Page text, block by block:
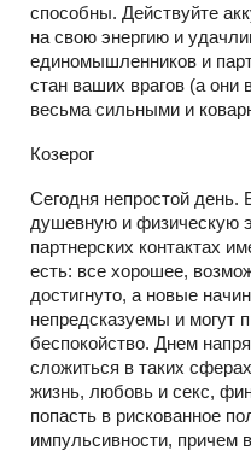
способны. Действуйте
на свою энергию и
единомышленников и
стан ваших врагов (а они
весьма сильными и
Козерог
Сегодня непростой день.
душевную и физическую
партнерских контактах
есть: все хорошее,
достигнуто, а новые
непредсказуемы и могут
беспокойство. Днем
сложиться в таких
жизнь, любовь и секс,
попасть в рискованное
импульсивности, причем